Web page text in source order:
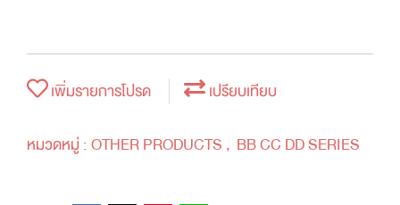
เพิ่มรายการโปรด เปรียบเทียบ
หมวดหมู่ :OTHER PRODUCTS , BB CC DD SERIES